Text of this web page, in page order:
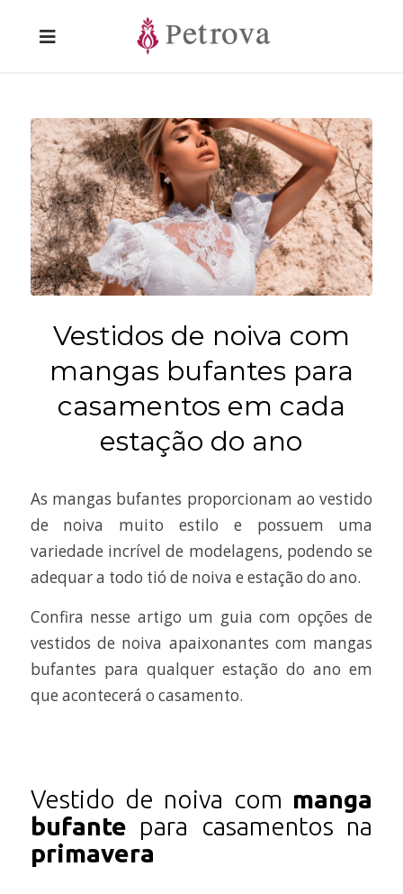
Vestidos de noiva com
mangas bufantes para
casamentos em cada
estação do ano
As mangas bufantes proporcionam ao vestido
de noiva muito estilo e possuem uma
variedade incrível de modelagens, podendo se
adequar a todo tió de noiva e estação do ano.
Confira nesse artigo um guia com opções de
vestidos de noiva apaixonantes com mangas
bufantes para qualquer estação do ano em
que acontecerá o casamento.
Vestido de noiva com manga
bufante para casamentos na
primavera